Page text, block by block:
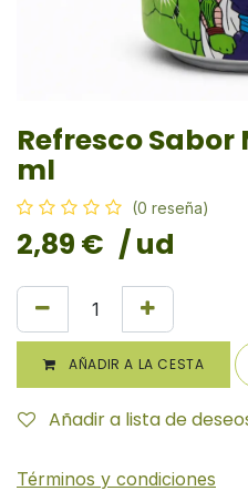
Refresco Sabor
ml
(0 reseña)
2,89 € / ud
AÑADIR A LA CESTA
Añadir a lista de
Términos y condiciones